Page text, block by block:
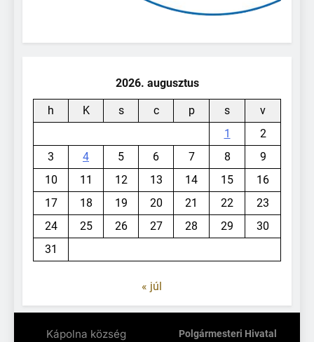
2026. augusztus
h K s c p s
v
1
2
3
4 5 6 7 8
9
10
11 12 13 14 15
16
17
18 19 20 21 22
23
24
25 26 27 28 29
30
31
« júl
Kápolna község Polgármesteri Hivatal